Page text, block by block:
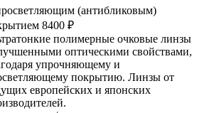
(антибликовым)
8400 ₽
полимерные очковые линзы
оптическими свойствами,
упрочняющему и
покрытию. Линзы от
европейских и японских